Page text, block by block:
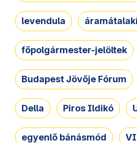
levendula
főpolgármester-jelöltek
Budapest Jövője Fórum
Della Piros Ildikó
egyenlő bánásmód